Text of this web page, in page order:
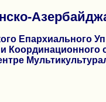
Епархиального
Координационного